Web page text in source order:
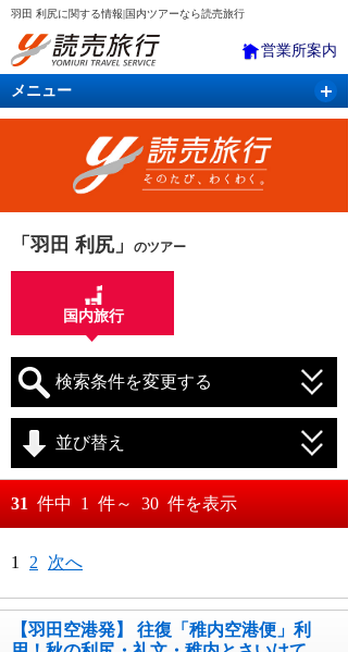
羽田 利尻に関する情報|国内ツアーなら読売旅行
営業所案内
メニュー
国内旅行 バスツアー 海外旅行
「羽田 利尻」 のツアー
国内旅行
検索条件を変更する
月 日
並び替え
おすすめ順
料金が高い順
31 件中 1 件～ 30 件を表示
1 2 次へ
【羽田空港発】 往復「稚内空港便」利